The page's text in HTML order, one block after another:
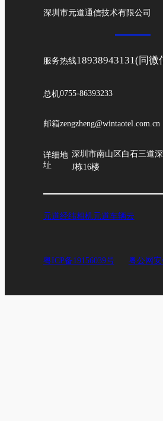
深圳市元道通信技术有限公司
服务热线18938943131(同微
总机0755-86393233
邮箱zengzheng@wintaotel.com.cn
详细地
址
深圳市南山区白石三道
J栋16楼
元道经纬相机元道车辆云
粤ICP备19156039号 粤公网安